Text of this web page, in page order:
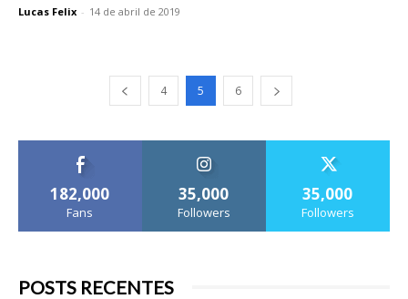
Lucas Felix - 14 de abril de 2019
4 5 6
182,000
Fans
35,000
Followers
35,000
Followers
POSTS RECENTES